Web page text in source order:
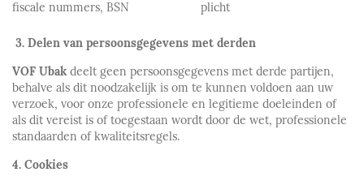
fiscale nummers, BSN
plicht
3. Delen van persoonsgegevens met derden
VOF Ubak deelt geen persoonsgegevens met derde partijen,
behalve als dit noodzakelijk is om te kunnen voldoen aan uw
verzoek, voor onze professionele en legitieme doeleinden of
als dit vereist is of toegestaan wordt door de wet, professionele
standaarden of kwaliteitsregels.
4. Cookies